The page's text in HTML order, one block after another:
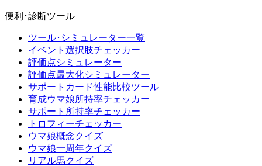
便利･診断ツール
ツール･シミュレーター一覧
イベント選択肢チェッカー
評価点シミュレーター
評価点最大化シミュレーター
サポートカード性能比較ツール
育成ウマ娘所持率チェッカー
サポート所持率チェッカー
トロフィーチェッカー
ウマ娘概念クイズ
ウマ娘一周年クイズ
リアル馬クイズ